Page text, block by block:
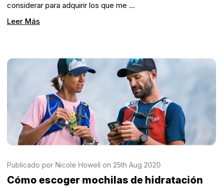
considerar para adquirir los que me …
Leer Más
Publicado por Nicole Howell on 25th Aug 2020
Cómo escoger mochilas de hidratación